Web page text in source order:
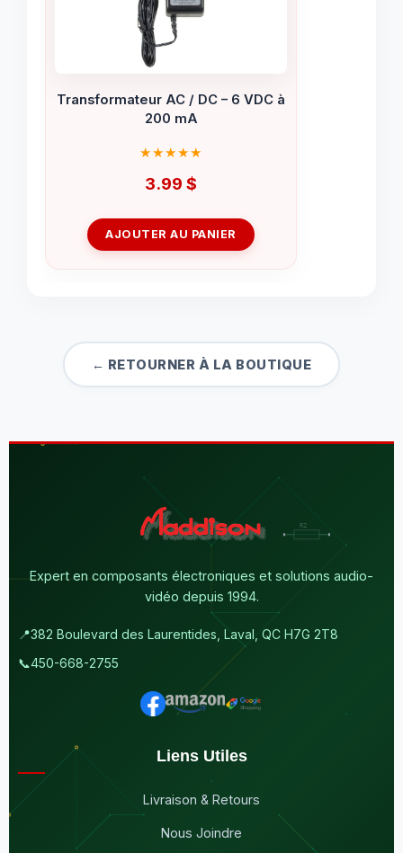
Transformateur AC / DC – 6 VDC à
200 mA
3.99 $
AJOUTER AU PANIER
← RETOURNER À LA BOUTIQUE
Expert en composants électroniques et solutions audio-
vidéo depuis 1994.
📍382 Boulevard des Laurentides, Laval, QC H7G 2T8
📞450-668-2755
Liens Utiles
Livraison & Retours
Nous Joindre